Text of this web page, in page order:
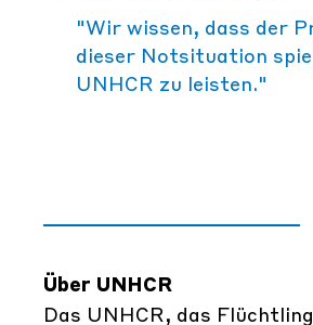
"Wir wissen, dass der
dieser Notsituation
UNHCR zu leisten."
Über UNHCR
Das UNHCR, das